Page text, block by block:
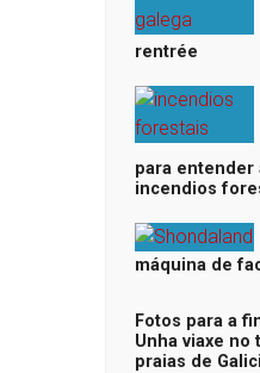
rentrée
para entender
incendios
máquina de
Fotos para a
Unha viaxe no
praias de